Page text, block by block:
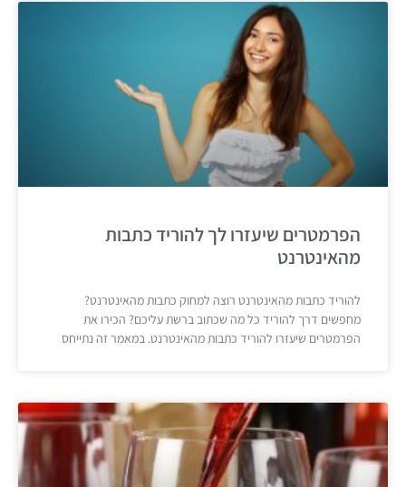
הפרמטרים שיעזרו לך להוריד כתבות
מהאינטרנט
להוריד כתבות מהאינטרנט רוצה למחוק כתבות מהאינטרנט?
מחפשים דרך להוריד כל מה שכתוב ברשת עליכם? הכירו את
הפרמטרים שיעזרו להוריד כתבות מהאינטרנט. במאמר זה נתייחס